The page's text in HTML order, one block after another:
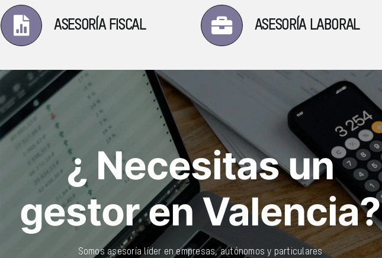
ASESORÍA FISCAL ASESORÍA LABORAL
¿ Necesitas un
gestor en Valencia?
Somos asesoría líder en empresas, autónomos y particulares